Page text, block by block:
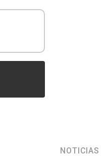
NOTICIAS